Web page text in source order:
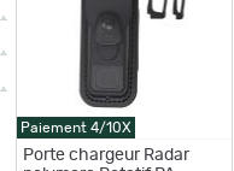
Paiement 4/10X
Porte chargeur Radar